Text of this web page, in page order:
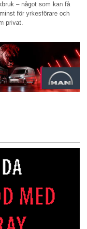
– något som kan få
för yrkesförare och
privat.